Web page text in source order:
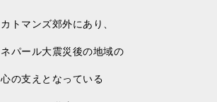
カトマンズ郊外にあり、
ネパール大震災後の地域の
心の支えとなっている